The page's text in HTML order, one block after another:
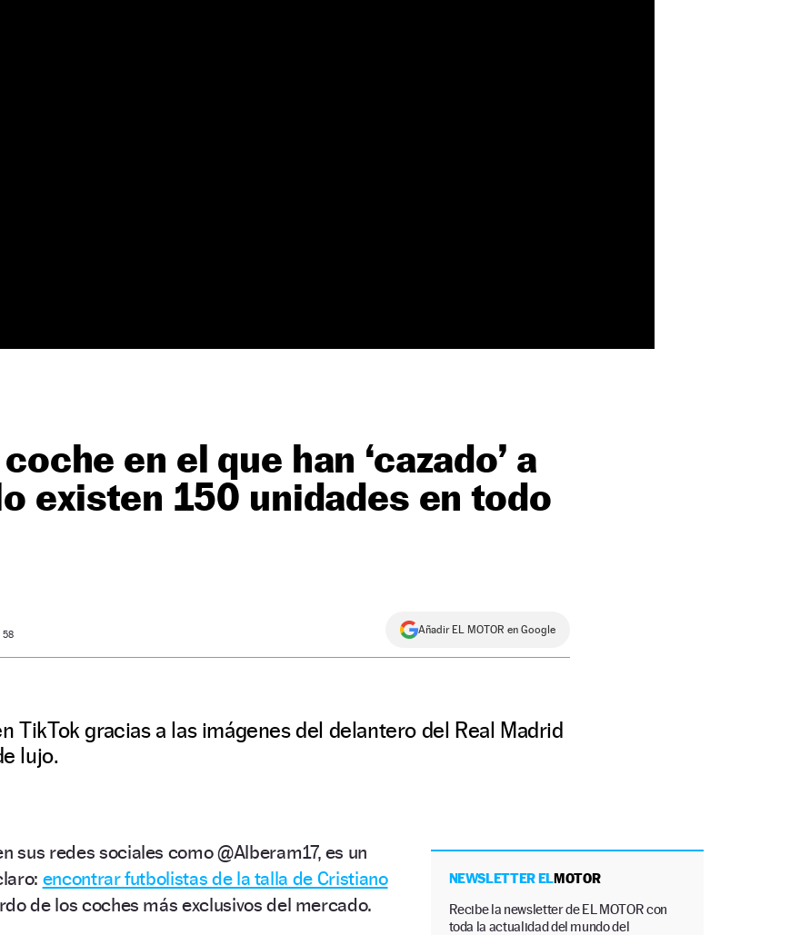
en el que han ‘cazado’ a
existen 150 unidades en todo
58 Añadir EL MOTOR en Google
TikTok gracias a las imágenes del delantero del Real Madrid
lujo.
sus redes sociales como @Alberam17, es un
encontrar futbolistas de la talla de Cristiano
de los coches más exclusivos del mercado.
NEWSLETTER ELMOTOR
Recibe la newsletter de EL MOTOR con
toda la actualidad del mundo del